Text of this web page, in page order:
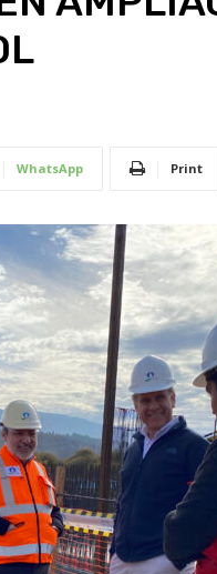
WhatsApp Print